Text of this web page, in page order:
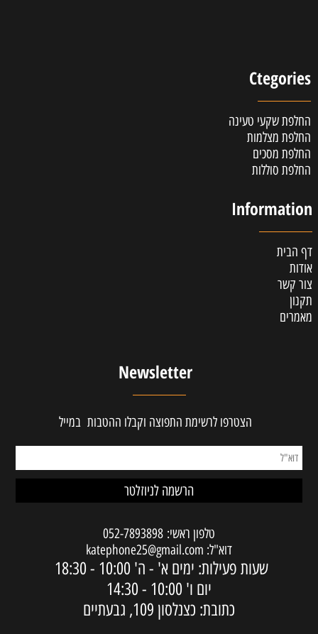
Ctegories
החלפת שקעי טעינה
החלפת מצלמות
החלפת מסכים
החלפת סוללות
Information
דף הבית
אודות
צור קשר
תקנון
מאמרים
Newsletter
הצטרפו לרשימת התפוצה וקבלו ההטבות במייל
טלפון ראשי: 052-7893898
דוא"ל: katephone25@gmail.com
שעות פעילות: ימים א' - ה' 10:00 - 18:30
יום ו' 10:00 - 14:30
כתובת: כצנלסון 109, גבעתיים